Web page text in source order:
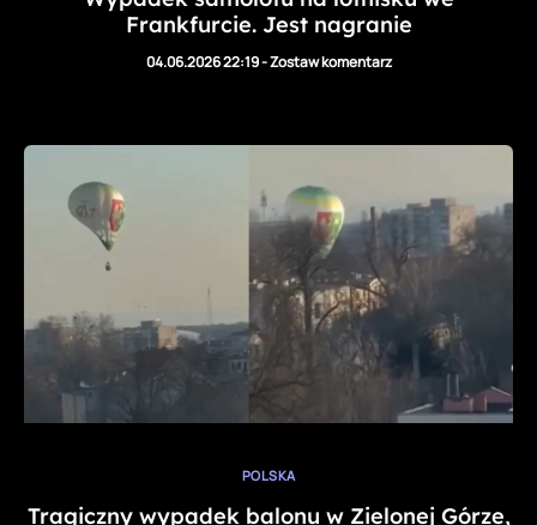
Frankfurcie. Jest nagranie
04.06.2026 22:19-Zostaw komentarz
POLSKA
Tragiczny wypadek balonu w Zielonej Górze,